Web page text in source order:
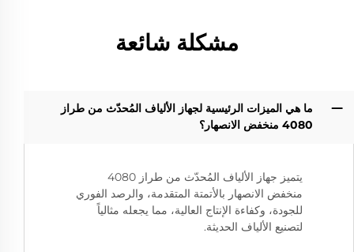
مشكلة شائعة
ما هي الميزات الرئيسية لجهاز الألياف المُحدّث من طراز
4080 منخفض الانصهار؟
يتميز جهاز الألياف المُحدّث من طراز 4080
منخفض الانصهار بالأتمتة المتقدمة، والرصد الفوري
للجودة، وكفاءة الإنتاج العالية، مما يجعله مثالياً
لتصنيع الألياف الحديثة.